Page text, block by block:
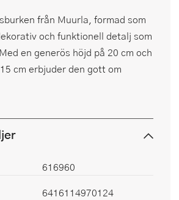
från Muurla, formad som
och funktionell detalj som
en generös höjd på 20 cm och
cm erbjuder den gott om
616960
6416114970124